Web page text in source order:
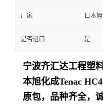
厂家 日本
是否进口 是
宁波齐汇达工程塑
本旭化成Tenac
原包，品种齐全，